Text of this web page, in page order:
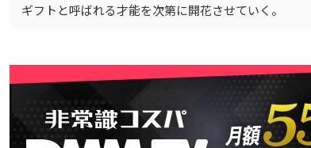
ギフトと呼ばれる才能を次第に開花させていく。